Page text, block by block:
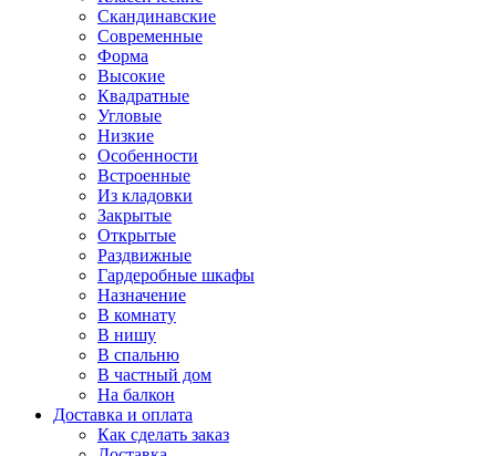
Скандинавские
Современные
Форма
Высокие
Квадратные
Угловые
Низкие
Особенности
Встроенные
Из кладовки
Закрытые
Открытые
Раздвижные
Гардеробные шкафы
Назначение
В комнату
В нишу
В спальню
В частный дом
На балкон
Доставка и оплата
Как сделать заказ